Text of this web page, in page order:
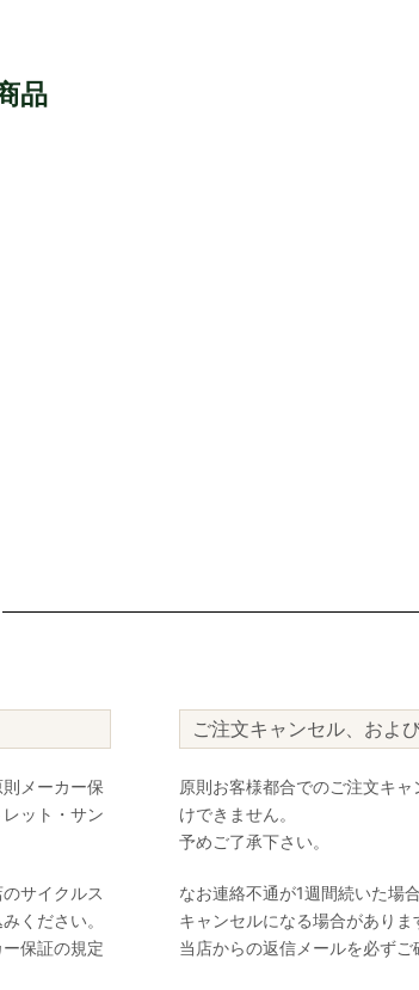
品
メーカー保
ット・サン
サイクルス
ください。
保証の規定
ご注文キャンセル、およ
原則お客様都合でのご注文キ
けできません。
予めご了承下さい。
なお連絡不通が1週間続いた場
キャンセルになる場合がありま
当店からの返信メールを必ずご